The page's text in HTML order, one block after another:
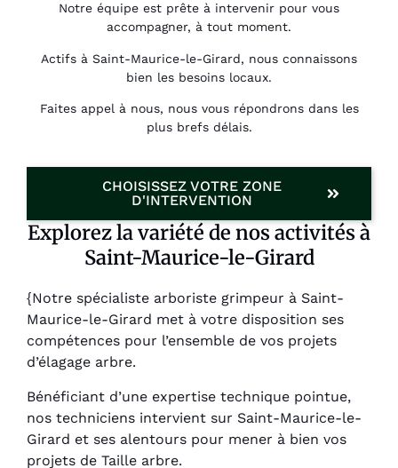
Notre équipe est prête à intervenir pour vous
accompagner, à tout moment.
Actifs à Saint-Maurice-le-Girard, nous connaissons
bien les besoins locaux.
Faites appel à nous, nous vous répondrons dans les
plus brefs délais.
CHOISISSEZ VOTRE ZONE
D'INTERVENTION
Explorez la variété de nos activités à
Saint-Maurice-le-Girard
{Notre spécialiste arboriste grimpeur à Saint-
Maurice-le-Girard met à votre disposition ses
compétences pour l’ensemble de vos projets
d’élagage arbre.
Bénéficiant d’une expertise technique pointue,
nos techniciens intervient sur Saint-Maurice-le-
Girard et ses alentours pour mener à bien vos
projets de Taille arbre.